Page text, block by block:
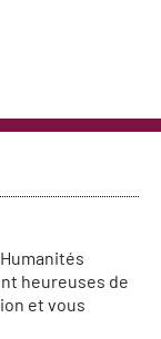
heureuses de
et vous